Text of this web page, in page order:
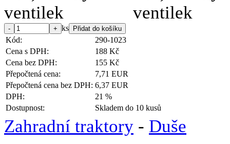
ks
Kód:
290-1023
Cena s DPH:
188 Kč
Cena bez DPH:
155 Kč
Přepočtená cena:
7,71 EUR
Přepočtená cena bez DPH: 6,37 EUR
DPH:
21 %
Dostupnost:
Skladem do 10 kusů
Zahradní traktory - Duše